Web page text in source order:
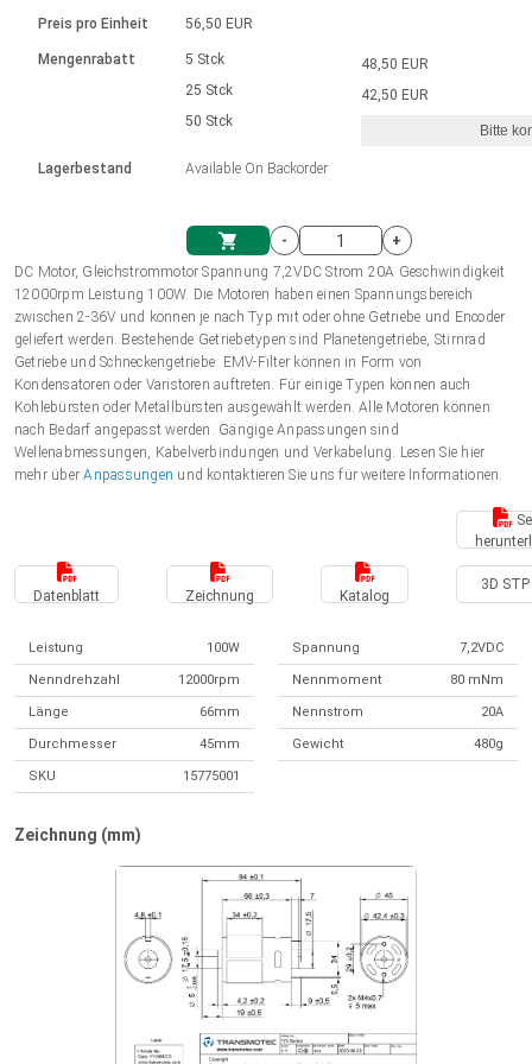
Einheitssystem
Einkaufswagen
Hubmagnete
230 - 50 Hz | 110 - 60 Hz
Drehzahlregelung für die AIS-Serie
Bürstenlose Gleichstrommotoren
mit Planetengetriebe und internem
Ø 28-42| 1-1400 rpm | <= 290Ncm
Bürstenlose DC Motor Controller
Gleichstrommotoren mit
Schneckengetriebe und Bürsten
Ø43-124mm | 31-425rpm | ≤ 41Nm
Treiber für Gleichstrommotoren mit
Synchron-Asynchron | für 1-4 Elektrozylinder
Synchron-Asynchron | für 1-4 Elektrozylinder
Français (EUR)
Polski (EUR)
Norsk (NOK)
Suomi (EUR)
Svenska (SEK)
Preis pro Einheit
Mengenrabatt
Lagerbestand
56,50 EUR
5 Stck
25 Stck
50 Stck
Available On Backorder
48,50 EUR
42,50 EUR
Bitte
-
+
DC Motor, Gleichstrommotor Spannung 7,2VDC Strom 20A Geschwindigkeit
12000rpm Leistung 100W. Die Motoren haben einen Spannungsbereich
zwischen 2-36V und können je nach Typ mit oder ohne Getriebe und Encoder
geliefert werden. Bestehende Getriebetypen sind Planetengetriebe, Stirnrad
Getriebe und Schneckengetriebe. EMV-Filter können in Form von
Kondensatoren oder Varistoren auftreten. Für einige Typen können auch
Kohlebürsten oder Metallbürsten ausgewählt werden. Alle Motoren können
nach Bedarf angepasst werden. Gängige Anpassungen sind
Wellenabmessungen, Kabelverbindungen und Verkabelung. Lesen Sie hier
mehr überAnpassungen und kontaktieren Sie uns für weitere Informationen.
Datenblatt Zeichnung Katalog
3D STP
Leistung 100W Spannung 7,2VDC
Nenndrehzahl 12000rpm Nennmoment 80 mNm
Länge 66mm Nennstrom 20A
Durchmesser 45mm Gewicht 480g
SKU 15775001
Zeichnung (mm)